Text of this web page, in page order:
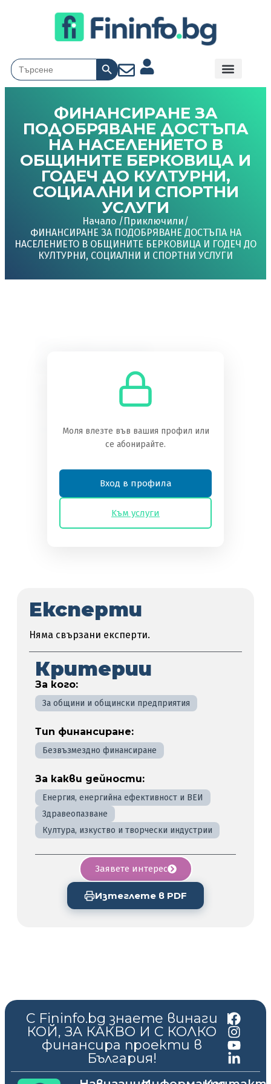
Search
for:
Search Button
ФИНАНСИРАНЕ ЗА
ПОДОБРЯВАНЕ ДОСТЪПА
НА НАСЕЛЕНИЕТО В
ОБЩИНИТЕ БЕРКОВИЦА И
ГОДЕЧ ДО КУЛТУРНИ,
СОЦИАЛНИ И СПОРТНИ
УСЛУГИ
Начало / Приключили/
ФИНАНСИРАНЕ ЗА ПОДОБРЯВАНЕ ДОСТЪПА НА
НАСЕЛЕНИЕТО В ОБЩИНИТЕ БЕРКОВИЦА И ГОДЕЧ ДО
КУЛТУРНИ, СОЦИАЛНИ И СПОРТНИ УСЛУГИ
Експерти
Няма свързани експерти.
Критерии
За кого:
За общини и общински предприятия
Тип финансиране:
Безвъзмездно финансиране
За какви дейности:
Енергия, енергийна ефективност и ВЕИ
Здравеопазване
Култура, изкуство и творчески индустрии
Заявете интерес
Изтеглете в PDF
Трябва да сте абонат, за да получите
достъп до това съдържание.
Преглед на нивата на абонамент
Моля влезте във вашия профил или
се абонирайте.
Вход в профила
Kъм услуги
С Fininfo.bg знаете винаги
КОЙ, ЗА КАКВО И С КОЛКО
финансира проекти в
България!
|